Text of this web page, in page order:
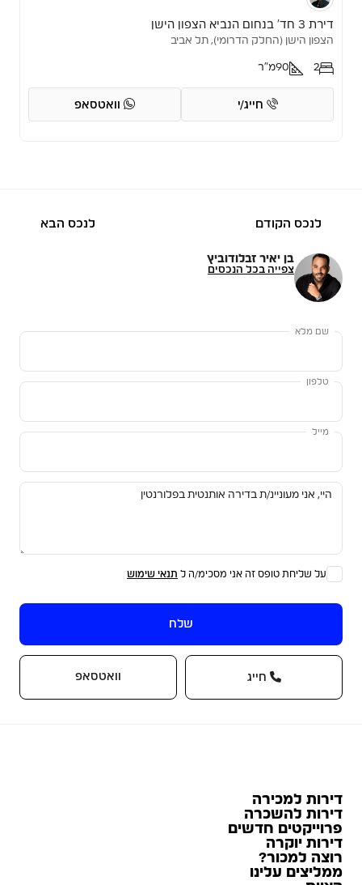
דירת 3 חד’ בנחום הנביא הצפון הישן
הצפון הישן (החלק הדרומי), תל אביב
2
90מ"ר
חייג/י וואטסאפ
לנכס הקודם לנכס הבא
בן יאיר זבלודוביץ
צפייה בכל הנכסים
שם מלא
טלפון
מייל
על שליחת טופס זה אני מסכימ/ה ל תנאי שימוש
שלח
חייג וואטסאפ
דירות למכירה
דירות להשכרה
פרוייקטים חדשים
דירות יוקרה
רוצה למכור?
ממליצים עלינו